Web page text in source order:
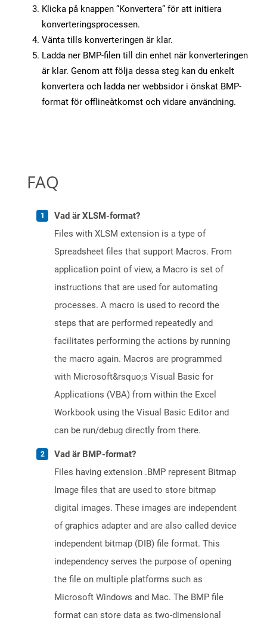
Klicka på knappen “Konvertera” för att initiera
konverteringsprocessen.
Vänta tills konverteringen är klar.
Ladda ner BMP-filen till din enhet när konverteringen
är klar. Genom att följa dessa steg kan du enkelt
konvertera och ladda ner webbsidor i önskat BMP-
format för offlineåtkomst och vidare användning.
FAQ
Vad är XLSM-format?
Files with XLSM extension is a type of
Spreadsheet files that support Macros. From
application point of view, a Macro is set of
instructions that are used for automating
processes. A macro is used to record the
steps that are performed repeatedly and
facilitates performing the actions by running
the macro again. Macros are programmed
with Microsoft&rsquo;s Visual Basic for
Applications (VBA) from within the Excel
Workbook using the Visual Basic Editor and
can be run/debug directly from there.
Vad är BMP-format?
Files having extension .BMP represent Bitmap
Image files that are used to store bitmap
digital images. These images are independent
of graphics adapter and are also called device
independent bitmap (DIB) file format. This
independency serves the purpose of opening
the file on multiple platforms such as
Microsoft Windows and Mac. The BMP file
format can store data as two-dimensional